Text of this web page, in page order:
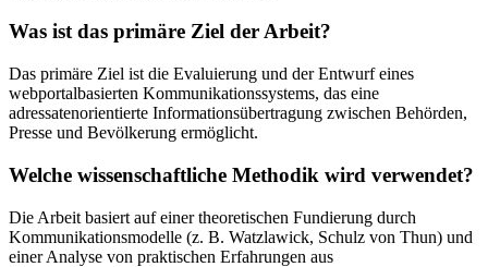
Was ist das primäre Ziel der Arbeit?
Das primäre Ziel ist die Evaluierung und der Entwurf eines
webportalbasierten Kommunikationssystems, das eine
adressatenorientierte Informationsübertragung zwischen Behörden,
Presse und Bevölkerung ermöglicht.
Welche wissenschaftliche Methodik wird verwendet?
Die Arbeit basiert auf einer theoretischen Fundierung durch
Kommunikationsmodelle (z. B. Watzlawick, Schulz von Thun) und
einer Analyse von praktischen Erfahrungen aus